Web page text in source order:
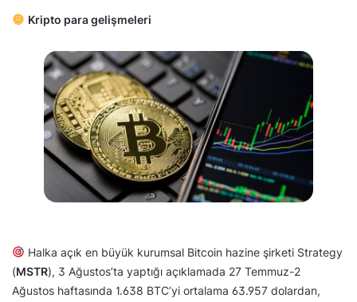
Kripto para gelişmeleri
Halka açık en büyük kurumsal Bitcoin hazine şirketi Strategy
(MSTR), 3 Ağustos’ta yaptığı açıklamada 27 Temmuz-2
Ağustos haftasında 1.638 BTC’yi ortalama 63.957 dolardan,